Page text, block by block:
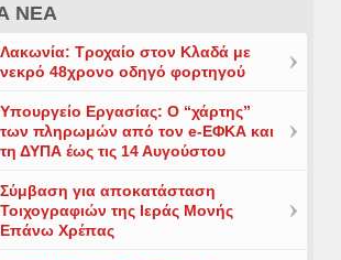
ΝΕΑ
Λακωνία: Τροχαίο στον Κλαδά με
νεκρό 48χρονο οδηγό φορτηγού
Υπουργείο Εργασίας: Ο “χάρτης”
των πληρωμών από τον e-ΕΦΚΑ και
τη ΔΥΠΑ έως τις 14 Αυγούστου
Σύμβαση για αποκατάσταση
Τοιχογραφιών της Ιεράς Μονής
Επάνω Χρέπας